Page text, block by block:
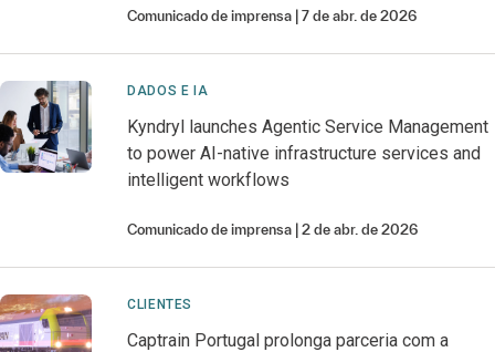
Comunicado de imprensa 7 de abr. de 2026
DADOS E IA
Kyndryl launches Agentic Service Management
to power AI-native infrastructure services and
intelligent workflows
Comunicado de imprensa 2 de abr. de 2026
CLIENTES
Captrain Portugal prolonga parceria com a